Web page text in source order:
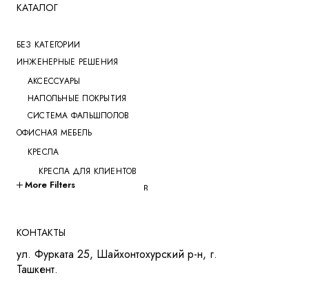
КАТАЛОГ
БЕЗ КАТЕГОРИИ
ИНЖЕНЕРНЫЕ РЕШЕНИЯ
АКСЕССУАРЫ
НАПОЛЬНЫЕ ПОКРЫТИЯ
СИСТЕМА ФАЛЬШПОЛОВ
ОФИСНАЯ МЕБЕЛЬ
КРЕСЛА
КРЕСЛА ДЛЯ КЛИЕНТОВ
КРЕСЛА ДЛЯ ПЕРЕГОВОРОВ
КРЕСЛА ДЛЯ ТРЕНИНГОВ
МЯГКАЯ МЕБЕЛЬ
СТОЛЫ
More Filters
КОНТАКТЫ
ул. Фурката 25, Шайхонтохурский р-н, г.
Ташкент.